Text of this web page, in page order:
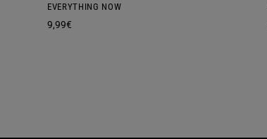
EVERYTHING NOW
9,99€